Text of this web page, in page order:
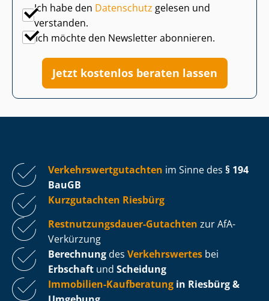
Ich habe den Datenschutz gelesen und
verstanden.
Ich möchte den Newsletter abonnieren.
Jetzt kostenlos beraten lassen
Ver­kehrs­wert­gut­ach­ten im Sinne des § 194
BauGB
Kurzgutachten Riesbürg
Rest­nut­zungs­dau­er-Gutachten zur AfA-
Verkürzung
Berechnung des Verkehrswertes bei
Erbschaft und Scheidung
Immobilien-Kaufberatung in Riesbürg &